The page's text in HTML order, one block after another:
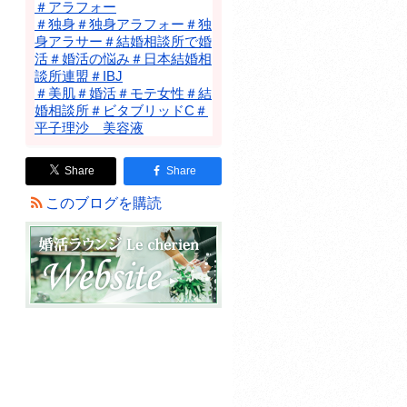
＃アラフォー
＃独身＃独身アラフォー＃独
身アラサー＃結婚相談所で婚
活＃婚活の悩み＃日本結婚相
談所連盟＃IBJ
＃美肌＃婚活＃モテ女性＃結
婚相談所＃ビタブリッドC＃
平子理沙 美容液
Share Share
このブログを購読